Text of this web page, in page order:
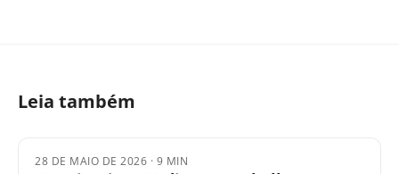
Leia também
28 DE MAIO DE 2026 · 9 MIN